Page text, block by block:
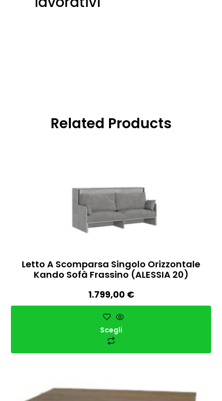
Related Products
Letto A Scomparsa Singolo Orizzontale
Kando Sofà Frassino (ALESSIA 20)
1.799,00 €
Scegli